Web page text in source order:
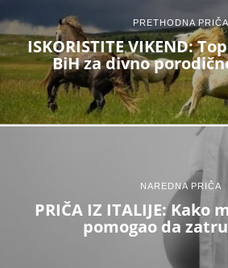
PRETHODNA PRIČA
ISKORISTITE VIKEND:
BiH za divno
NAREDNA PRIČA
PRIČA IZ ITALIJE: Kako
pomogao da